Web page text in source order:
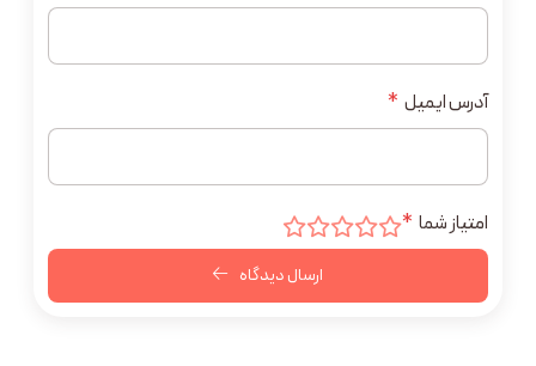
آدرس ایمیل *
امتیاز شما *
ارسال دیدگاه